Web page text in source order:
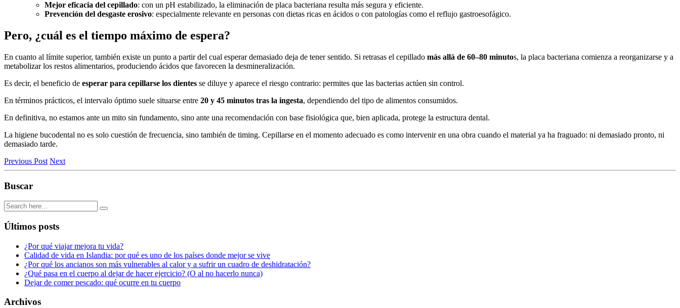
Mejor eficacia del cepillado: con un pH estabilizado, la eliminación de placa bacteriana resulta más segura y eficiente.
Prevención del desgaste erosivo: especialmente relevante en personas con dietas ricas en ácidos o con patologías como el reflujo gastroesofágico.
Pero, ¿cuál es el tiempo máximo de espera?
En cuanto al límite superior, también existe un punto a partir del cual esperar demasiado deja de tener sentido. Si retrasas el cepillado más allá de 60–80 minutos, la placa bacteriana comienza a reorganizarse y a
metabolizar los restos alimentarios, produciendo ácidos que favorecen la desmineralización.
Es decir, el beneficio de esperar para cepillarse los dientes se diluye y aparece el riesgo contrario: permites que las bacterias actúen sin control.
En términos prácticos, el intervalo óptimo suele situarse entre 20 y 45 minutos tras la ingesta, dependiendo del tipo de alimentos consumidos.
En definitiva, no estamos ante un mito sin fundamento, sino ante una recomendación con base fisiológica que, bien aplicada, protege la estructura dental.
La higiene bucodental no es solo cuestión de frecuencia, sino también de timing. Cepillarse en el momento adecuado es como intervenir en una obra cuando el material ya ha fraguado: ni demasiado pronto, ni
demasiado tarde.
Previous Post Next
Buscar
Últimos posts
¿Por qué viajar mejora tu vida?
Calidad de vida en Islandia: por qué es uno de los países donde mejor se vive
¿Por qué los ancianos son más vulnerables al calor y a sufrir un cuadro de deshidratación?
¿Qué pasa en el cuerpo al dejar de hacer ejercicio? (O al no hacerlo nunca)
Dejar de comer pescado: qué ocurre en tu cuerpo
Archivos